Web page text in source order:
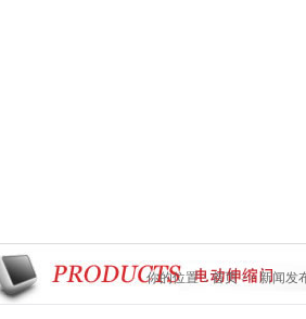
你的位置：首页>>新闻发